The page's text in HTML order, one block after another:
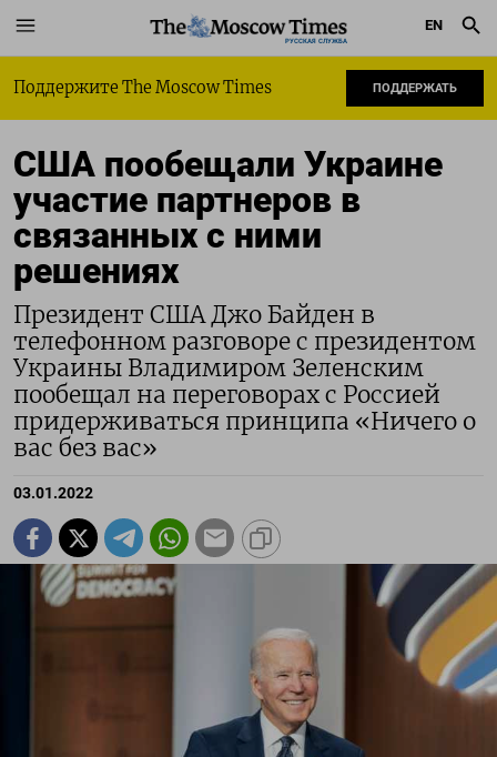
РУССКАЯ СЛУЖБА
EN
Поддержите The Moscow Times ПОДДЕРЖАТЬ
США пообещали Украине
участие партнеров в
связанных с ними
решениях
Президент США Джо Байден в
телефонном разговоре с президентом
Украины Владимиром Зеленским
пообещал на переговорах с Россией
придерживаться принципа «Ничего о
вас без вас»
03.01.2022